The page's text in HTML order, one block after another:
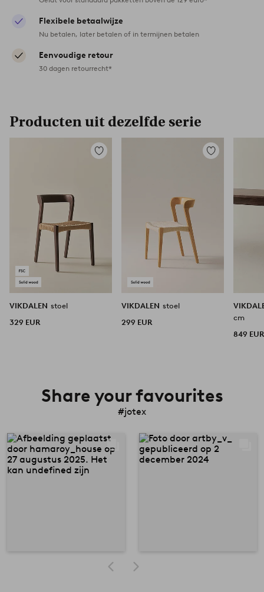
Flexibele betaalwijze
Nu betalen, later betalen of in termijnen betalen
Eenvoudige retour
30 dagen retourrecht*
Producten uit dezelfde serie
Toevoegen
VIKDALEN stoel
329 EUR
Toevoegen
VIKDALEN stoel
299 EUR
cm
849 EUR
Share your favourites
#jotex